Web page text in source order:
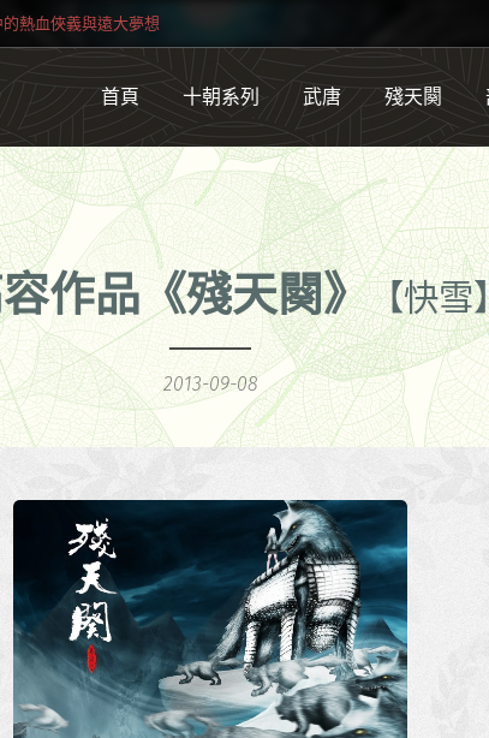
熱血俠義與遠大夢想
首頁 十朝系列 武唐 殘天闋
作品《殘天闋》【快雪
2013-09-08